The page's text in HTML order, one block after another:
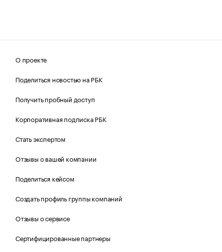
О проекте
Поделиться новостью на РБК
Получить пробный доступ
Корпоративная подписка РБК
Стать экспертом
Отзывы о вашей компании
Поделиться кейсом
Создать профиль группы компаний
Отзывы о сервисе
Сертифицированные партнеры